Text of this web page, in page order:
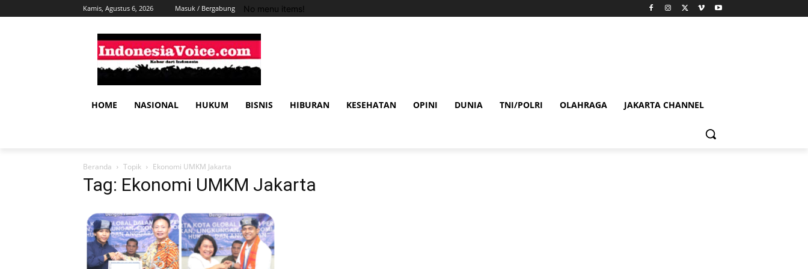
Kamis, Agustus 6, 2026 Masuk / Bergabung No menu items!
HOME NASIONAL HUKUM BISNIS HIBURAN KESEHATAN OPINI DUNIA TNI/POLRI OLAHRAGA JAKARTA CHANNEL
Beranda Topik Ekonomi UMKM Jakarta
Tag: Ekonomi UMKM Jakarta